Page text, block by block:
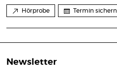
Hörprobe Termin sichern
Newsletter